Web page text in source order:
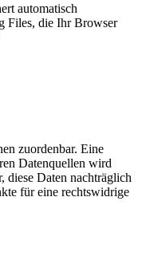
automatisch
Files, die Ihr Browser
zuordenbar. Eine
Datenquellen wird
diese Daten nachträglich
für eine rechtswidrige